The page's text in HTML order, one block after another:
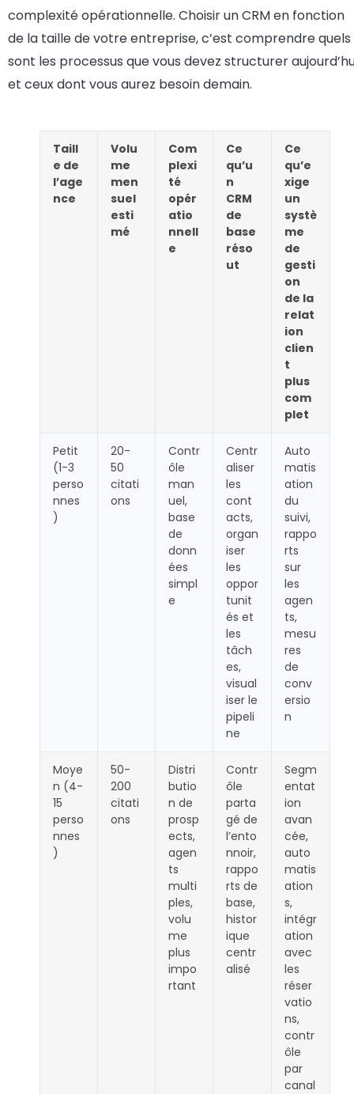
complexité opérationnelle. Choisir un CRM en fonction
de la taille de votre entreprise, c’est comprendre quels
sont les processus que vous devez structurer
et ceux dont vous aurez besoin demain.
Taill
e de
l’age
nce
Volu
me
men
suel
esti
mé
Com
plexi
té
opér
atio
nnell
e
Ce
qu’u
n
CRM
de
base
réso
ut
Ce
qu’e
xige
un
systè
me
de
gesti
on
de la
relat
ion
clien
t
plus
com
plet
Petit
(1-3
perso
nnes
)
20-
50
citati
ons
Contr
ôle
man
uel,
base
de
donn
ées
simpl
e
Centr
aliser
les
cont
acts,
organ
iser
les
oppor
tunit
és et
les
tâch
es,
visual
iser le
pipeli
ne
Auto
matis
ation
du
suivi,
rappo
rts
sur
les
agen
ts,
mesu
res
de
conv
ersio
n
Moye
n (4-
15
perso
nnes
)
50-
200
citati
ons
Distri
butio
n de
prosp
ects,
agen
ts
multi
ples,
volu
me
plus
impo
rtant
Contr
ôle
parta
gé de
l’ento
nnoir,
rappo
rts de
base,
histor
ique
centr
alisé
Segm
entat
ion
avan
cée,
auto
matis
ation
s,
intégr
ation
avec
les
réser
vatio
ns,
contr
ôle
par
canal